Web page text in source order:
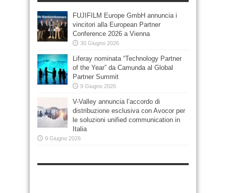
FUJIFILM Europe GmbH annuncia i
vincitori alla European Partner
Conference 2026 a Vienna
30 Giugno 2026
Liferay nominata “Technology Partner
of the Year” da Camunda al Global
Partner Summit
9 Giugno 2026
V-Valley annuncia l’accordo di
distribuzione esclusiva con Avocor per
le soluzioni unified communication in
Italia
9 Giugno 2026